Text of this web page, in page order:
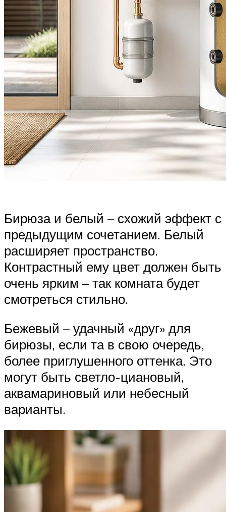
Бирюза и белый – схожий эффект с
предыдущим сочетанием. Белый
расширяет пространство.
Контрастный ему цвет должен быть
очень ярким – так комната будет
смотреться стильно.
Бежевый – удачный «друг» для
бирюзы, если та в свою очередь,
более приглушенного оттенка. Это
могут быть светло-циановый,
аквамариновый или небесный
варианты.